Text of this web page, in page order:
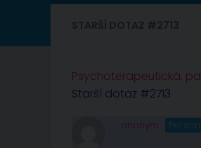
Psychoterapeutická,
Starší dotaz #2713
anonym